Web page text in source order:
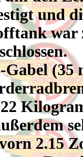
und
war
(35
2.15